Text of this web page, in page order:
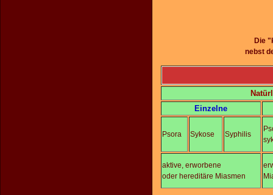
Die
nebst
Einzelne
Psora Sykose Syphilis
aktive, erworbene
oder hereditäre Miasmen